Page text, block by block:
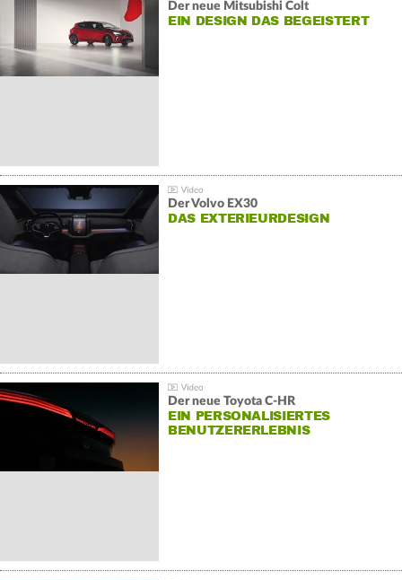
Der neue Mitsubishi Colt
EIN DESIGN DAS BEGEISTERT
Der Volvo EX30
DAS EXTERIEURDESIGN
Der neue Toyota C-HR
EIN PERSONALISIERTES
BENUTZERERLEBNIS